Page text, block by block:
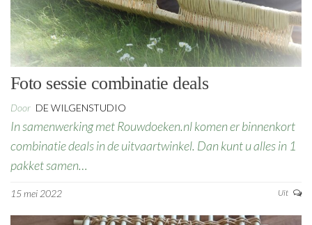
Foto sessie combinatie deals
Door DE WILGENSTUDIO
In samenwerking met Rouwdoeken.nl komen er binnenkort
combinatie deals in de uitvaartwinkel. Dan kunt u alles in 1
pakket samen…
15 mei 2022 Uit